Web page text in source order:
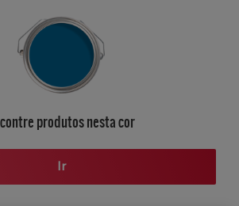
produtos nesta cor
Ir